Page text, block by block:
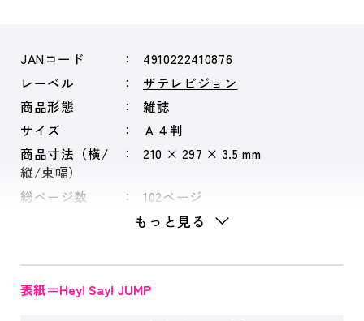
JANコード
4910222410876
レーベル
ザテレビジョン
商品形態
雑誌
サイズ
Ａ４判
商品寸法（横/
縦/束幅）
210 × 297 × 3.5 mm
総ページ数 102ページ
もっと見る
表紙＝Hey! Say! JUMP